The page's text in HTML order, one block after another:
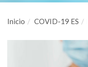
Inicio COVID-19 ES